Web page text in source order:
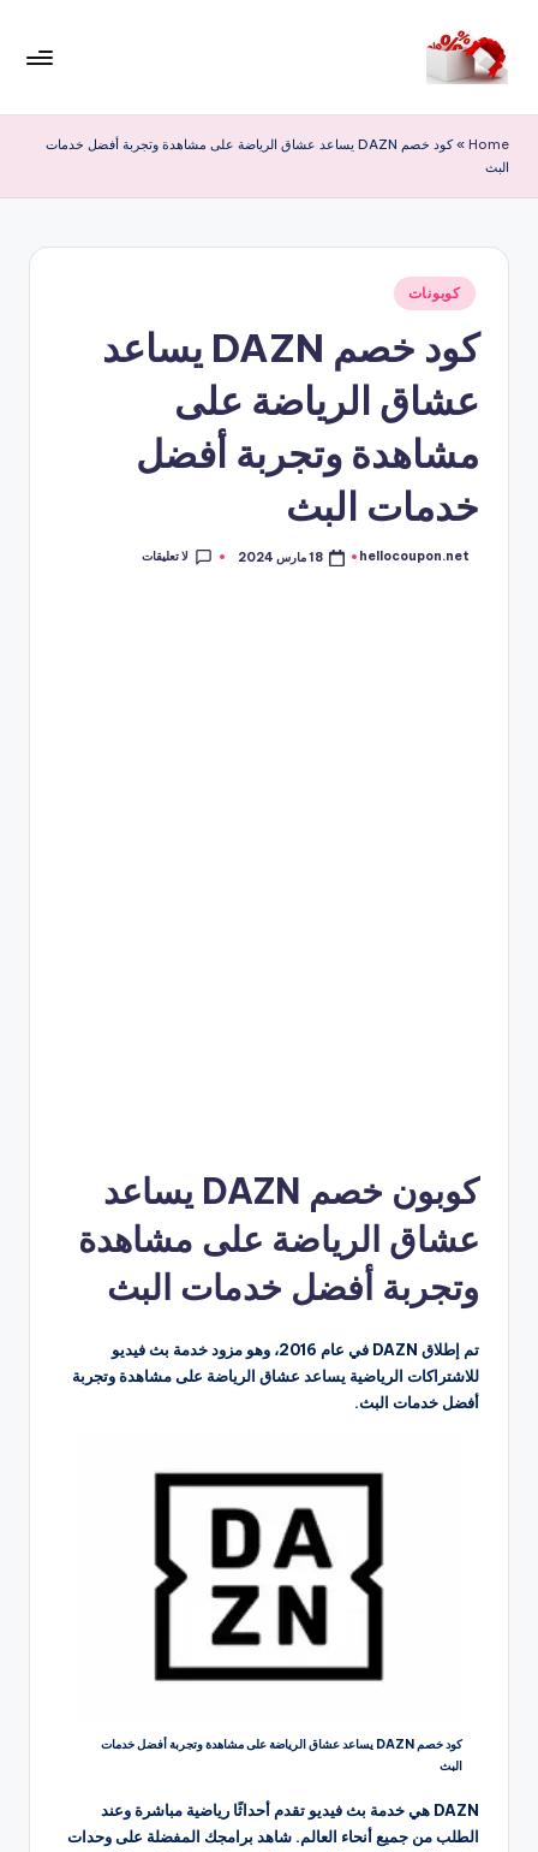
التجاوز
ر
حب
خ
Home
»
كود خصم DAZN يساعد عشاق الرياضة على مشاهدة وتجربة أفضل خدمات
البث
نُشر
في
كوبونات
كود خصم DAZN يساعد
عشاق الرياضة على
مشاهدة وتجربة أفضل
خدمات البث
تمّ
hellocoupon.net 18 مارس 2024 لا تعليقات
كوبون خصم DAZN يساعد
عشاق الرياضة على مشاهدة
وتجربة أفضل خدمات البث
تم إطلاق DAZN في عام 2016، وهو مزود خدمة بث فيديو
للاشتراكات الرياضية يساعد عشاق الرياضة على مشاهدة وتجربة
أفضل خدمات البث.
كود خصم DAZN يساعد عشاق الرياضة على مشاهدة وتجربة أفضل خدمات
البث
DAZN هي خدمة بث فيديو تقدم أحداثًا رياضية مباشرة وعند
الطلب من جميع أنحاء العالم. شاهد برامجك المفضلة على وحدات